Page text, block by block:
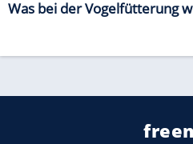
Was bei der Vogelfütterung